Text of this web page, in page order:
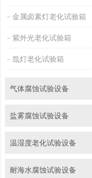
金属卤素灯老化试验箱
紫外光老化试验箱
氙灯老化试验箱
气体腐蚀试验设备
盐雾腐蚀试验设备
温湿度老化试验设备
耐海水腐蚀试验设备